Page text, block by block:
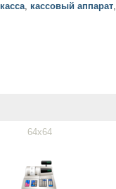
касса, кассовый аппарат,
64x64